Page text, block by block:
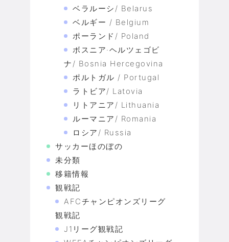
ベラルーシ/ Belarus
ベルギー / Belgium
ポーランド/ Poland
ボスニア·ヘルツェゴビ
ナ/ Bosnia Hercegovina
ポルトガル / Portugal
ラトビア/ Latovia
リトアニア/ Lithuania
ルーマニア/ Romania
ロシア/ Russia
サッカーほのぼの
未分類
移籍情報
観戦記
AFCチャンピオンズリーグ
観戦記
J1リーグ観戦記